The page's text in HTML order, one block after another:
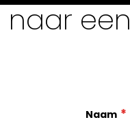
naar
Naam